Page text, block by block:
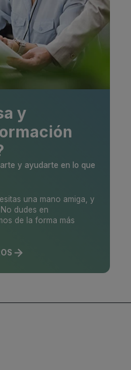
y
y ayudarte en lo que
una mano amiga, y
dudes en
de la forma más